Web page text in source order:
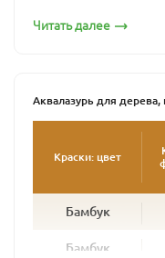
древесины.
погонажных
атмосферным
В зависимости от
Читать далее
Аквалазурь для
Краски: цвет
Бамбук
Бамбук